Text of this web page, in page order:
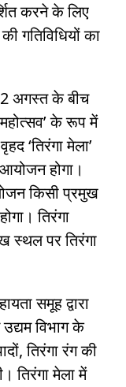
करने के लिए
गतिविधियों का
अगस्त के बीच
के रूप में
‘तिरंगा मेला’
होगा।
किसी प्रमुख
तिरंगा
स्थल पर तिरंगा
समूह द्वारा
उद्यम विभाग के
तिरंगा रंग की
तिरंगा मेला में